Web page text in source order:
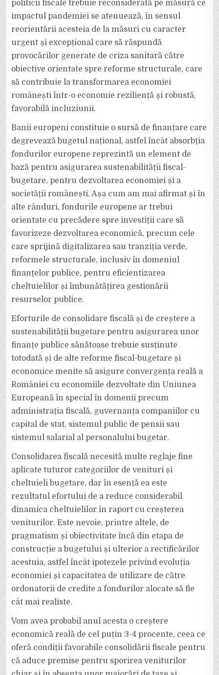
politicii fiscale trebuie reconsiderată pe măsură ce
impactul pandemiei se atenuează, în sensul
reorientării acesteia de la măsuri cu caracter
urgent și excepțional care să răspundă
provocărilor generate de criza sanitară către
obiective orientate spre reforme structurale, care
să contribuie la transformarea economiei
românești într-o economie reziliență și robustă,
favorabilă incluziunii.
Banii europeni constituie o sursă de finanțare care
degrevează bugetul național, astfel încât absorbția
fondurilor europene reprezintă un element de
bază pentru asigurarea sustenabilității fiscal-
bugetare, pentru dezvoltarea economiei și a
societății românești. Așa cum am mai afirmat și în
alte rânduri, fondurile europene ar trebui
orientate cu precădere spre investiții care să
favorizeze dezvoltarea economică, precum cele
care sprijină digitalizarea sau tranziția verde,
reformele structurale, inclusiv în domeniul
finanțelor publice, pentru eficientizarea
cheltuielilor și îmbunătățirea gestionării
resurselor publice.
Eforturile de consolidare fiscală și de creștere a
sustenabilității bugetare pentru asigurarea unor
finanțe publice sănătoase trebuie susținute
totodată și de alte reforme fiscal-bugetare și
economice menite să asigure convergența reală a
României cu economiile dezvoltate din Uniunea
Europeană în special în domenii precum
administrația fiscală, guvernanța companiilor cu
capital de stat, sistemul public de pensii sau
sistemul salarial al personalului bugetar.
Consolidarea fiscală necesită multe reglaje fine
aplicate tuturor categoriilor de venituri și
cheltuieli bugetare, dar în esență ea este
rezultatul efortului de a reduce considerabil
dinamica cheltuielilor în raport cu creșterea
veniturilor. Este nevoie, printre altele, de
pragmatism și obiectivitate încă din etapa de
construcție a bugetului și ulterior a rectificărilor
acestuia, astfel încât ipotezele privind evoluția
economiei și capacitatea de utilizare de către
ordonatorii de credite a fondurilor alocate să fie
cât mai realiste.
Vom avea probabil anul acesta o creștere
economică reală de cel puțin 3-4 procente, ceea ce
oferă condiții favorabile consolidării fiscale pentru
că aduce premise pentru sporirea veniturilor